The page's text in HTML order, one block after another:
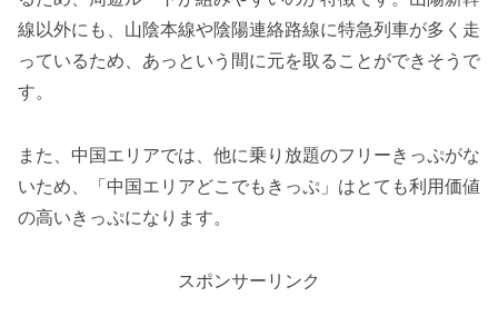
線以外にも、山陰本線や陰陽連絡路線に特急列車が多く走
っているため、あっという間に元を取ることができそうで
す。
また、中国エリアでは、他に乗り放題のフリーきっぷがな
いため、「中国エリアどこでもきっぷ」はとても利用価値
の高いきっぷになります。
スポンサーリンク